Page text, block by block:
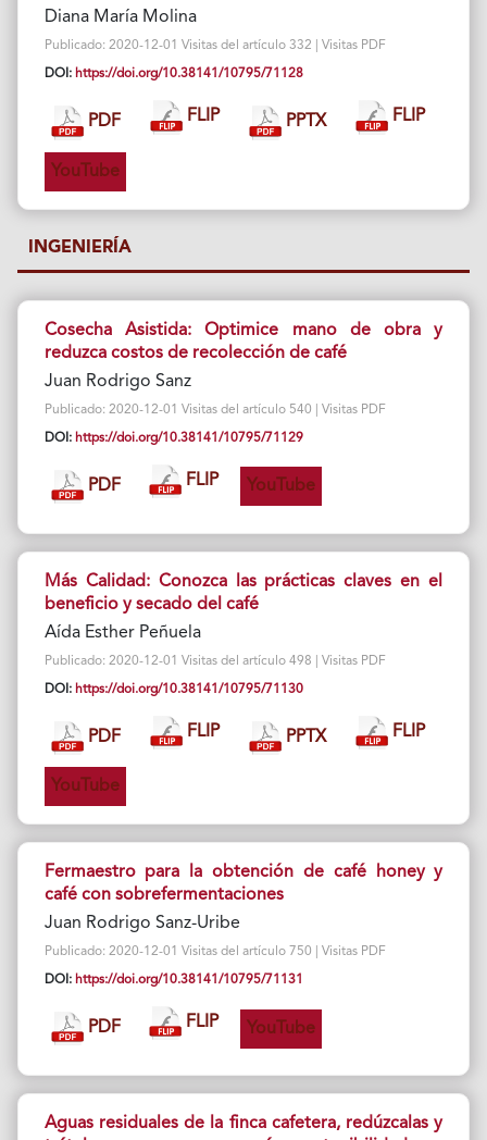
Diana María Molina
Publicado: 2020-12-01 Visitas del artículo 332 | Visitas PDF
DOI: https://doi.org/10.38141/10795/71128
PDF FLIP PPTX FLIP
YouTube
INGENIERÍA
Cosecha Asistida: Optimice mano de obra y
reduzca costos de recolección de café
Juan Rodrigo Sanz
Publicado: 2020-12-01 Visitas del artículo 540 | Visitas PDF
DOI: https://doi.org/10.38141/10795/71129
PDF FLIP YouTube
Más Calidad: Conozca las prácticas claves en el
beneficio y secado del café
Aída Esther Peñuela
Publicado: 2020-12-01 Visitas del artículo 498 | Visitas PDF
DOI: https://doi.org/10.38141/10795/71130
PDF FLIP PPTX FLIP
YouTube
Fermaestro para la obtención de café honey y
café con sobrefermentaciones
Juan Rodrigo Sanz-Uribe
Publicado: 2020-12-01 Visitas del artículo 750 | Visitas PDF
DOI: https://doi.org/10.38141/10795/71131
PDF FLIP YouTube
Aguas residuales de la finca cafetera, redúzcalas y